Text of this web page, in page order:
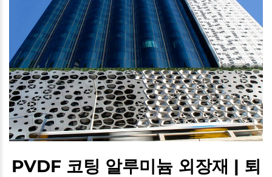
PVDF 코팅 알루미늄 외장재 | 퇴